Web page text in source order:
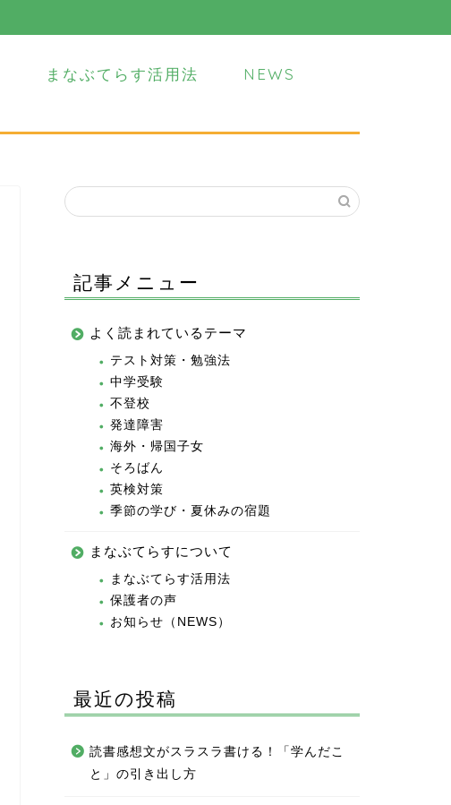
まなぶてらす活用法
NEWS
記事メニュー
よく読まれているテーマ
テスト対策・勉強法
中学受験
不登校
発達障害
海外・帰国子女
そろばん
英検対策
季節の学び・夏休みの宿題
まなぶてらすについて
まなぶてらす活用法
保護者の声
お知らせ（NEWS）
最近の投稿
読書感想文がスラスラ書ける！「学んだこ
と」の引き出し方